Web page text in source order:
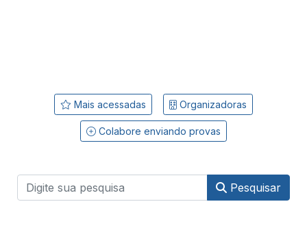
Mais acessadas Organizadoras
Colabore enviando provas
Pesquisar